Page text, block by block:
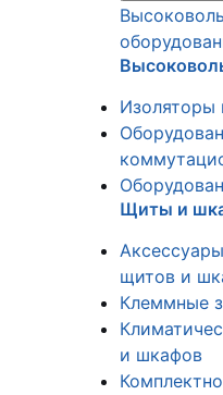
Изоляторы
Щиты и
щитов и
Клеммные
и шкафов